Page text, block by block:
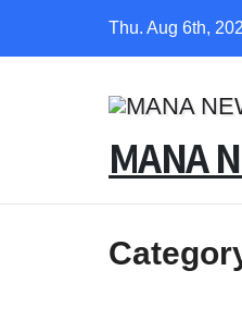
Thu. Aug 6th,
MANA